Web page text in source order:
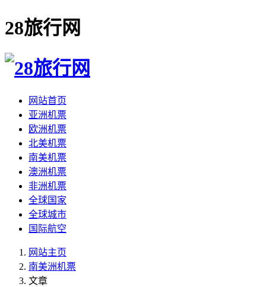
28旅行网
网站首页
亚洲机票
欧洲机票
北美机票
南美机票
澳洲机票
非洲机票
全球国家
全球城市
国际航空
网站主页
南美洲机票
文章